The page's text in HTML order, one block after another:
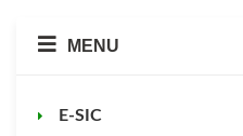
MENU
E-SIC